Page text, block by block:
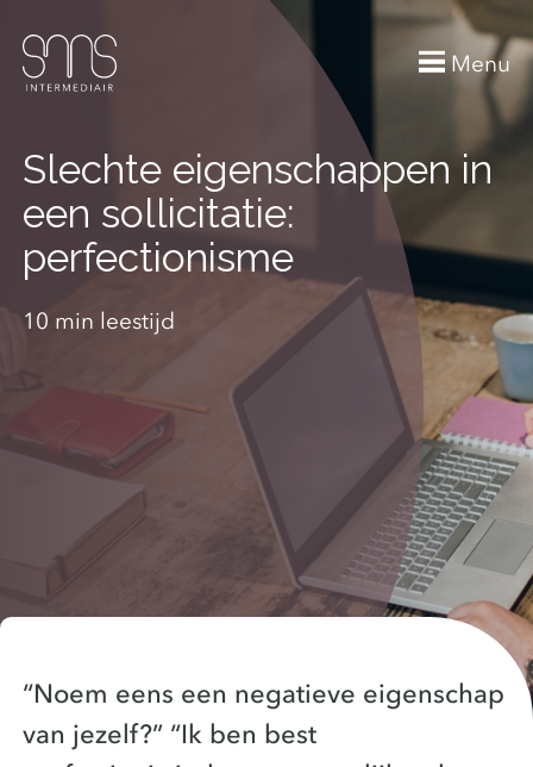
Menu
Slechte eigenschappen in
een sollicitatie:
perfectionisme
10 min leestijd
“Noem eens een negatieve eigenschap
van jezelf?” “Ik ben best